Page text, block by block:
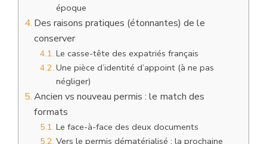
époque
Des raisons pratiques (étonnantes) de le
conserver
Le casse-tête des expatriés français
Une pièce d’identité d’appoint (à ne pas
négliger)
Ancien vs nouveau permis : le match des
formats
Le face-à-face des deux documents
Vers le permis dématérialisé : la prochaine